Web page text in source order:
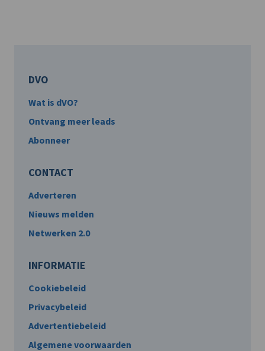
DVO
Wat is dVO?
Ontvang meer leads
Abonneer
CONTACT
Adverteren
Nieuws melden
Netwerken 2.0
INFORMATIE
Cookiebeleid
Privacybeleid
Advertentiebeleid
Algemene voorwaarden